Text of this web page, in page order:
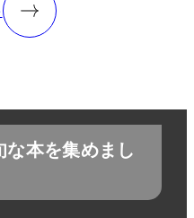
本を集めまし